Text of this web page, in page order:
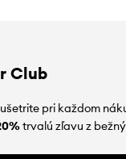
Club
pri každom
trvalú zľavu z